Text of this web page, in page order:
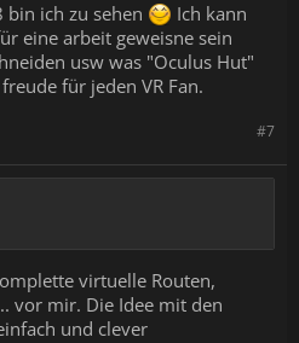
ich zu sehen
Ich kann
eine arbeit geweisne sein
usw was "Oculus Hut"
für jeden VR Fan.
#7
virtuelle Routen,
vor mir. Die Idee mit den
und clever